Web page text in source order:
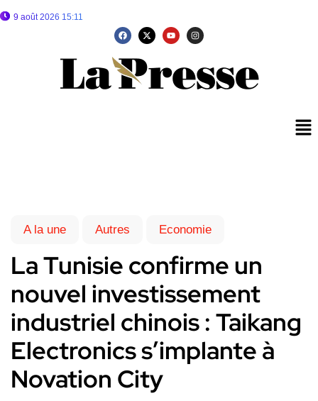
9 août 2026 15:11
A la une Autres Economie
La Tunisie confirme un
nouvel investissement
industriel chinois : Taikang
Electronics s’implante à
Novation City